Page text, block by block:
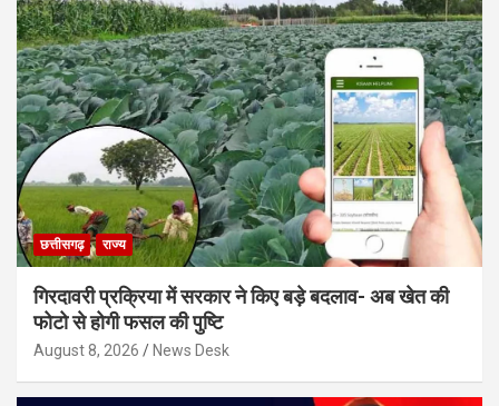
छत्तीसगढ़ राज्य
गिरदावरी प्रक्रिया में सरकार ने किए बड़े बदलाव- अब खेत की
फोटो से होगी फसल की पुष्टि
August 8, 2026 News Desk